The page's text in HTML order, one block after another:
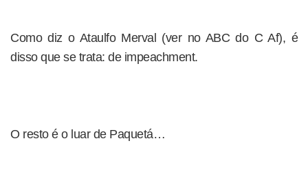
Como diz o Ataulfo Merval (ver no ABC do C Af), é
disso que se trata: de impeachment.
O resto é o luar de Paquetá…